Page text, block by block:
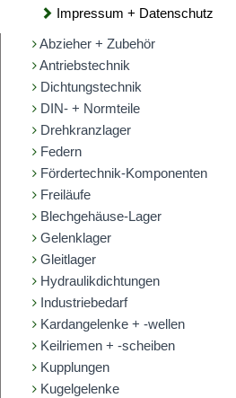
Impressum + Datenschutz
Abzieher + Zubehör
Antriebstechnik
Dichtungstechnik
DIN- + Normteile
Drehkranzlager
Federn
Fördertechnik-Komponenten
Freiläufe
Blechgehäuse-Lager
Gelenklager
Gleitlager
Hydraulikdichtungen
Industriebedarf
Kardangelenke + -wellen
Keilriemen + -scheiben
Kupplungen
Kugelgelenke